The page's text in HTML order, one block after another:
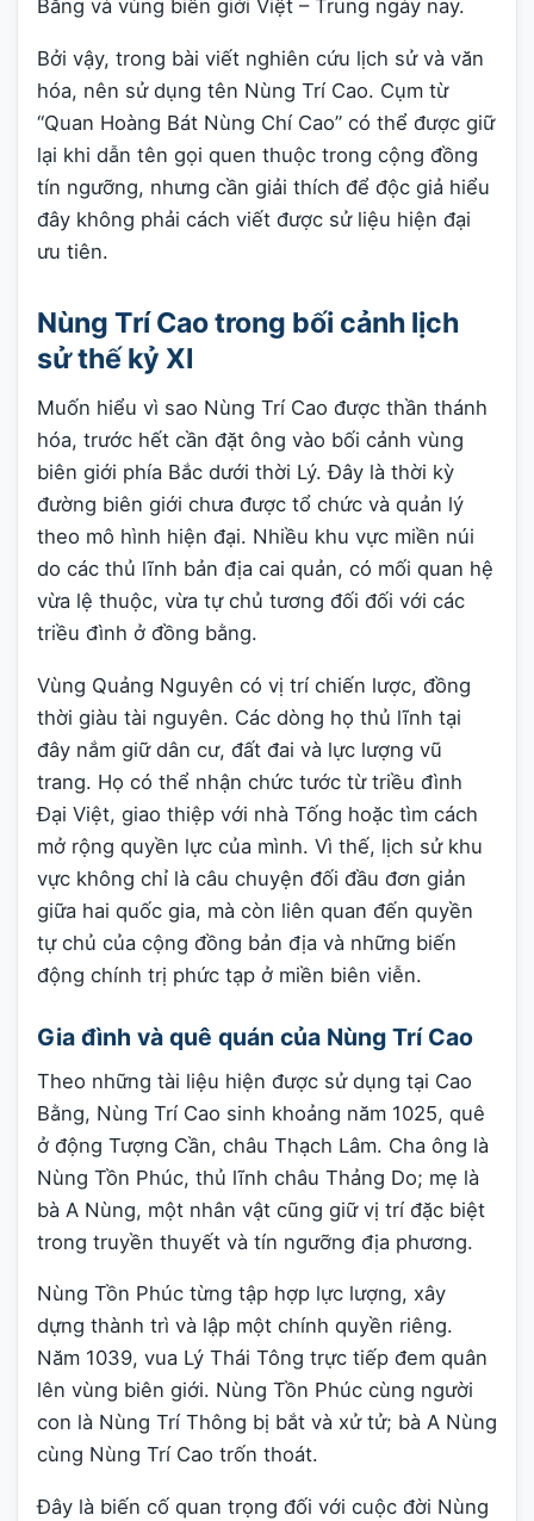
Bằng và vùng biên giới Việt – Trung ngày nay.
Bởi vậy, trong bài viết nghiên cứu lịch sử và văn
hóa, nên sử dụng tên Nùng Trí Cao. Cụm từ
“Quan Hoàng Bát Nùng Chí Cao” có thể được giữ
lại khi dẫn tên gọi quen thuộc trong cộng đồng
tín ngưỡng, nhưng cần giải thích để độc giả hiểu
đây không phải cách viết được sử liệu hiện đại
ưu tiên.
Nùng Trí Cao trong bối cảnh lịch
sử thế kỷ XI
Muốn hiểu vì sao Nùng Trí Cao được thần thánh
hóa, trước hết cần đặt ông vào bối cảnh vùng
biên giới phía Bắc dưới thời Lý. Đây là thời kỳ
đường biên giới chưa được tổ chức và quản lý
theo mô hình hiện đại. Nhiều khu vực miền núi
do các thủ lĩnh bản địa cai quản, có mối quan hệ
vừa lệ thuộc, vừa tự chủ tương đối đối với các
triều đình ở đồng bằng.
Vùng Quảng Nguyên có vị trí chiến lược, đồng
thời giàu tài nguyên. Các dòng họ thủ lĩnh tại
đây nắm giữ dân cư, đất đai và lực lượng vũ
trang. Họ có thể nhận chức tước từ triều đình
Đại Việt, giao thiệp với nhà Tống hoặc tìm cách
mở rộng quyền lực của mình. Vì thế, lịch sử khu
vực không chỉ là câu chuyện đối đầu đơn giản
giữa hai quốc gia, mà còn liên quan đến quyền
tự chủ của cộng đồng bản địa và những biến
động chính trị phức tạp ở miền biên viễn.
Gia đình và quê quán của Nùng Trí Cao
Theo những tài liệu hiện được sử dụng tại Cao
Bằng, Nùng Trí Cao sinh khoảng năm 1025, quê
ở động Tượng Cần, châu Thạch Lâm. Cha ông là
Nùng Tồn Phúc, thủ lĩnh châu Thảng Do; mẹ là
bà A Nùng, một nhân vật cũng giữ vị trí đặc biệt
trong truyền thuyết và tín ngưỡng địa phương.
Nùng Tồn Phúc từng tập hợp lực lượng, xây
dựng thành trì và lập một chính quyền riêng.
Năm 1039, vua Lý Thái Tông trực tiếp đem quân
lên vùng biên giới. Nùng Tồn Phúc cùng người
con là Nùng Trí Thông bị bắt và xử tử; bà A Nùng
cùng Nùng Trí Cao trốn thoát.
Đây là biến cố quan trọng đối với cuộc đời Nùng